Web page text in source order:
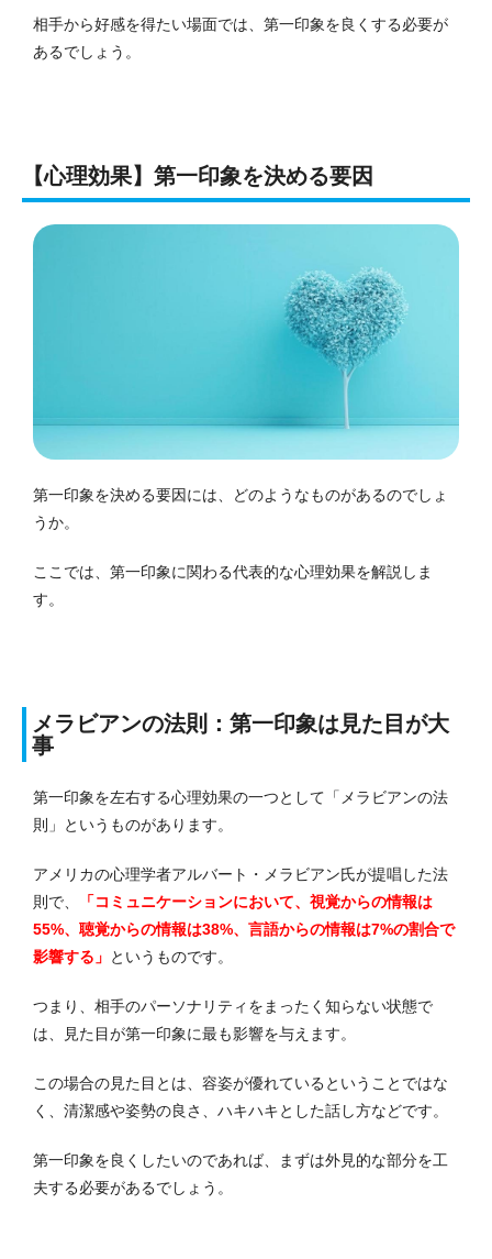
相手から好感を得たい場面では、第一印象を良くする必要が
あるでしょう。
【心理効果】第一印象を決める要因
第一印象を決める要因には、どのようなものがあるのでしょ
うか。
ここでは、第一印象に関わる代表的な心理効果を解説しま
す。
メラビアンの法則：第一印象は見た目が大
事
第一印象を左右する心理効果の一つとして「メラビアンの法
則」というものがあります。
アメリカの心理学者アルバート・メラビアン氏が提唱した法
則で、
「コミュニケーションにおいて、視覚からの情報は
55%、聴覚からの情報は38%、言語からの情報は7%の割合で
影響する」 というものです。
つまり、相手のパーソナリティをまったく知らない状態で
は、見た目が第一印象に最も影響を与えます。
この場合の見た目とは、容姿が優れているということではな
く、清潔感や姿勢の良さ、ハキハキとした話し方などです。
第一印象を良くしたいのであれば、まずは外見的な部分を工
夫する必要があるでしょう。